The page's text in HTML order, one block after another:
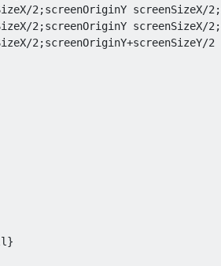
2;screenOriginY screenSizeX/
2;screenOriginY screenSizeX/